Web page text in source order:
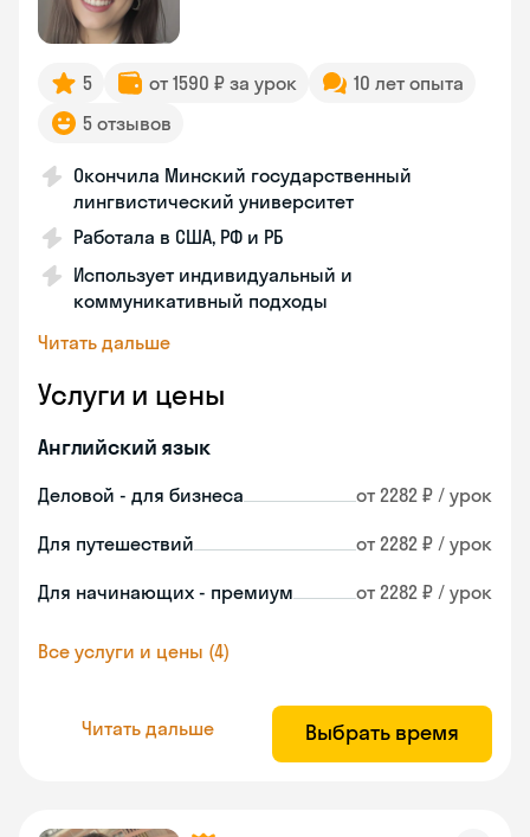
5 от 1590 ₽ за урок
10 лет опыта
5 отзывов
Окончила Минский государственный
лингвистический университет
Работала в США, РФ и РБ
Использует индивидуальный и
коммуникативный подходы
Читать дальше
Услуги и цены
Английский язык
Деловой - для бизнеса от 2282 ₽ / урок
Для путешествий от 2282 ₽ / урок
Для начинающих - премиум от 2282 ₽ / урок
Все услуги и цены (4)
Читать дальше Выбрать время